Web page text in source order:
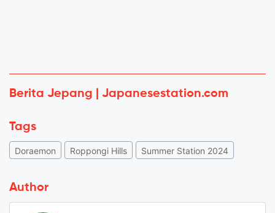
Berita Jepang | Japanesestation.com
Tags
Doraemon Roppongi Hills Summer Station 2024
Author